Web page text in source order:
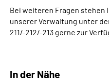
Bei weiteren Fragen stehen
unserer Verwaltung unter
211/-212/-213 gerne zur
In der Nähe